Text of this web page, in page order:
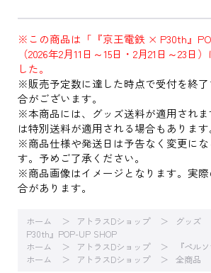
※この商品は「『京王電鉄 × P30th』
（2026年2月11日～15日・2月21日～23日
した。
※販売予定数に達した時点で受付を終
合がございます。
※本商品には、グッズ送料が適用され
は特別送料が適用される場合もあります
※商品仕様や発送日は予告なく変更にな
す。予めご了承ください。
※商品画像はイメージとなります。実
合があります。
ホーム アトラスDショップ グッズ
P30th』POP-UP SHOP
ホーム
アトラスDショップ
『ペルソ
ホーム
アトラスDショップ 全商品